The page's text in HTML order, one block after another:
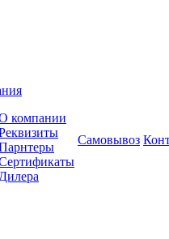
компании
Дилера
Самовывоз